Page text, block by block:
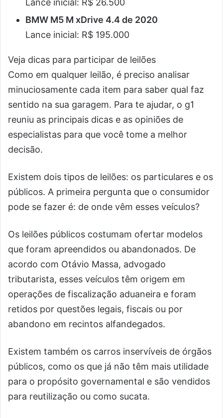
Lance inicial: R$ 26.500
BMW M5 M xDrive 4.4 de 2020
Lance inicial: R$ 195.000
Veja dicas para participar de leilões
Como em qualquer leilão, é preciso analisar
minuciosamente cada item para saber qual faz
sentido na sua garagem. Para te ajudar, o g1
reuniu as principais dicas e as opiniões de
especialistas para que você tome a melhor
decisão.
Existem dois tipos de leilões: os particulares e os
públicos. A primeira pergunta que o consumidor
pode se fazer é: de onde vêm esses veículos?
Os leilões públicos costumam ofertar modelos
que foram apreendidos ou abandonados. De
acordo com Otávio Massa, advogado
tributarista, esses veículos têm origem em
operações de fiscalização aduaneira e foram
retidos por questões legais, fiscais ou por
abandono em recintos alfandegados.
Existem também os carros inservíveis de órgãos
públicos, como os que já não têm mais utilidade
para o propósito governamental e são vendidos
para reutilização ou como sucata.